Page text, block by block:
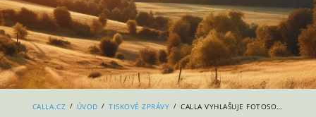
CALLA.CZ / ÚVOD / TISKOVÉ ZPRÁVY / CALLA VYHLAŠUJE FOTOSOUTĚŽ "TORZA JSOU KRÁSNÁ!"